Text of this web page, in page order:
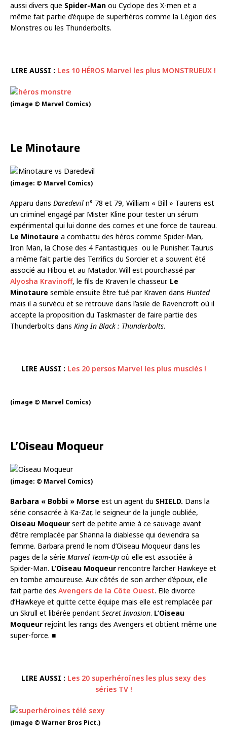
aussi divers que Spider-Man ou Cyclope des X-men et a
même fait partie d’équipe de superhéros comme la Légion des
Monstres ou les Thunderbolts.
LIRE AUSSI : Les 10 HÉROS Marvel les plus MONSTRUEUX !
(image © Marvel Comics)
Le Minotaure
(image: © Marvel Comics)
Apparu dans Daredevil n° 78 et 79, William « Bill » Taurens est
un criminel engagé par Mister Kline pour tester un sérum
expérimental qui lui donne des cornes et une force de taureau.
Le Minotaure a combattu des héros comme Spider-Man,
Iron Man, la Chose des 4 Fantastiques ou le Punisher. Taurus
a même fait partie des Terrifics du Sorcier et a souvent été
associé au Hibou et au Matador. Will est pourchassé par
Alyosha Kravinoff, le fils de Kraven le chasseur. Le
Minotaure semble ensuite être tué par Kraven dans Hunted
mais il a survécu et se retrouve dans l’asile de Ravencroft où il
accepte la proposition du Taskmaster de faire partie des
Thunderbolts dans King In Black : Thunderbolts.
LIRE AUSSI : Les 20 persos Marvel les plus musclés !
(image © Marvel Comics)
L’Oiseau Moqueur
(image: © Marvel Comics)
Barbara « Bobbi » Morse est un agent du SHIELD. Dans la
série consacrée à Ka-Zar, le seigneur de la jungle oubliée,
Oiseau Moqueur sert de petite amie à ce sauvage avant
d’être remplacée par Shanna la diablesse qui deviendra sa
femme. Barbara prend le nom d’Oiseau Moqueur dans les
pages de la série Marvel Team-Up où elle est associée à
Spider-Man. L’Oiseau Moqueur rencontre l’archer Hawkeye et
en tombe amoureuse. Aux côtés de son archer d’époux, elle
fait partie des Avengers de la Côte Ouest. Elle divorce
d’Hawkeye et quitte cette équipe mais elle est remplacée par
un Skrull et libérée pendant Secret Invasion. L’Oiseau
Moqueur rejoint les rangs des Avengers et obtient même une
super-force. ■
LIRE AUSSI : Les 20 superhéroïnes les plus sexy des
séries TV !
(image © Warner Bros Pict.)